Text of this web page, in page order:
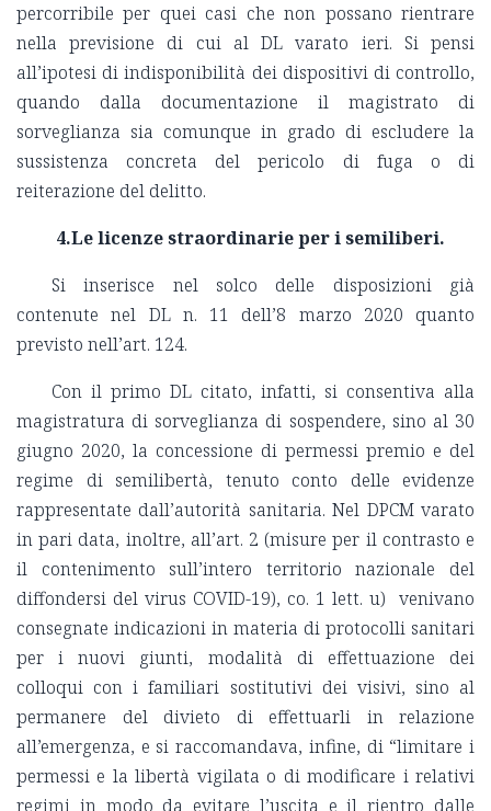
percorribile per quei casi che non possano rientrare
nella previsione di cui al DL varato ieri. Si pensi
all’ipotesi di indisponibilità dei dispositivi di controllo,
quando dalla documentazione il magistrato di
sorveglianza sia comunque in grado di escludere la
sussistenza concreta del pericolo di fuga o di
reiterazione del delitto.
4.Le licenze straordinarie per i semiliberi.
Si inserisce nel solco delle disposizioni già
contenute nel DL n. 11 dell’8 marzo 2020 quanto
previsto nell’art. 124.
Con il primo DL citato, infatti, si consentiva alla
magistratura di sorveglianza di sospendere, sino al 30
giugno 2020, la concessione di permessi premio e del
regime di semilibertà, tenuto conto delle evidenze
rappresentate dall’autorità sanitaria. Nel DPCM varato
in pari data, inoltre, all’art. 2 (misure per il contrasto e
il contenimento sull’intero territorio nazionale del
diffondersi del virus COVID-19), co. 1 lett. u) venivano
consegnate indicazioni in materia di protocolli sanitari
per i nuovi giunti, modalità di effettuazione dei
colloqui con i familiari sostitutivi dei visivi, sino al
permanere del divieto di effettuarli in relazione
all’emergenza, e si raccomandava, infine, di “limitare i
permessi e la libertà vigilata o di modificare i relativi
regimi in modo da evitare l’uscita e il rientro dalle